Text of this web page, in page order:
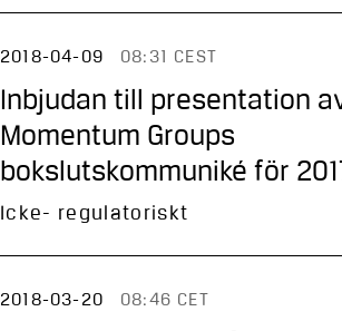
2018-04-09 08:31 CEST
Inbjudan till presentation
Momentum Groups
bokslutskommuniké för
Icke- regulatoriskt
2018-03-20 08:46 CET